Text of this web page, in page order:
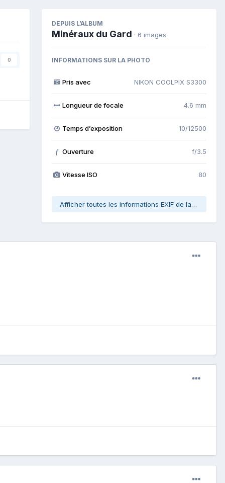
0
DEPUIS L’ALBUM
Minéraux du Gard · 6 images
INFORMATIONS SUR LA PHOTO
Pris avec NIKON COOLPIX S3300
Longueur de focale 4.6 mm
Temps d’exposition 10/12500
f Ouverture f/3.5
Vitesse ISO 80
Afficher toutes les informations EXIF de la photo